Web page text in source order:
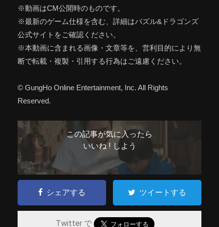
※動画はCM公開時のものです。
※最新のゲーム仕様を含む、詳細はパズル&ドラゴンズ
公式サイトをご確認ください。
※本動画に含まれる画像・文章等を、営利目的により無
断で転載・複製・引用する行為はご遠慮ください。
© GungHo Online Entertainment, Inc. All Rights
Reserved.
この記事が気に入ったら
いいね ! しよう
シェアする ツイートする
Twitter で